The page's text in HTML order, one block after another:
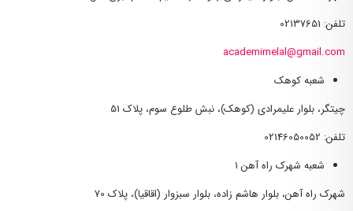
تلفن: 02137651
academimelal@gmail.com
شعبه کوهک
چیتگر، بلوار علیمرادی (کوهک)، نبش طلوع سوم، پلاک 51
تلفن: 02146050052
شعبه شهرک راه آهن 1
شهرک راه آهن، بلوار هاشم زاده، بلوار سبزوار (اقاقیا)، پلاک 70